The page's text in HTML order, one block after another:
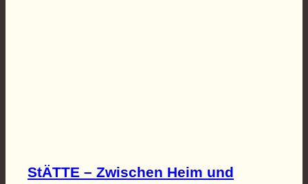
StÄTTE – Zwischen Heim und